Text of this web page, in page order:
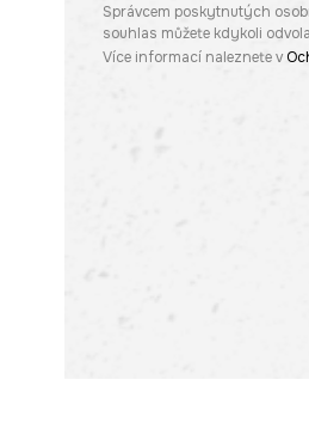
Správcem poskytnutých
souhlas můžete kdykoli
Více informací naleznete v